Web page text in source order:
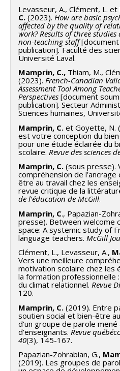
Levasseur, A., Clément, L. et
C. (2023). How are basic
affected by the quality of
work? Results of three
non-teaching staff
publication].Faculté des
Université Laval.
Mamprin, C., Thiam, M.,
(2023). French-Canadian
Assessment Tool Among
Perspectives [document
publication]. Secteur
Sciences humaines,
Mamprin, C. et Goyette, N.
est votre conception du
pour une étude éclairée du
scolaire. Revue des sciences
Mamprin, C. (sous presse).
compréhension de
être au travail chez les
revue critique de la
de l’éducation de McGill.
Mamprin, C., Papazian-
presse). Between welcome
space: A systemic study of
language teachers. McGill
Clément, L., Levasseur, A.,
Vers une meilleure
motivation scolaire chez les
la formation professionnelle
du climat relationnel. Revue
120.
Mamprin, C. (2019). Entre
soutien social et bien-être
d’un groupe de parole mené
d’enseignants. Revue
40(3), 145-167.
Papazian-Zohrabian, G.,
(2019). Les groupes de